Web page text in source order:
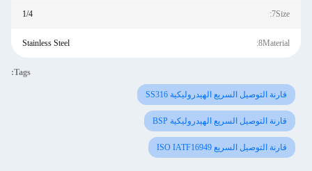
7Size:
1/4
8Material:
Stainless Steel
Tags:
قارنة التوصيل السريع الهيدروليكية SS316
قارنة التوصيل السريع الهيدروليكية BSP
قارنة التوصيل السريع ISO IATF16949